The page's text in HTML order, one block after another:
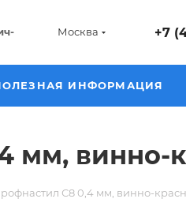
Москва +7
ИНФОРМАЦИЯ
мм, винно-
С8 0,4 мм, винно-